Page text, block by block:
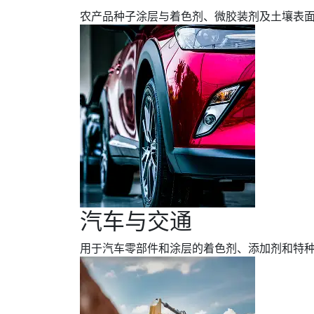
农产品种子涂层与着色剂、微胶装剂及土壤表
汽车与交通
用于汽车零部件和涂层的着色剂、添加剂和特